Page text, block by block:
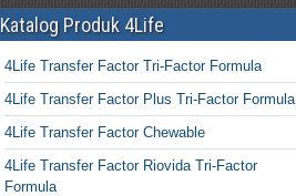
Katalog Produk 4Life
4Life Transfer Factor Tri-Factor Formula
4Life Transfer Factor Plus Tri-Factor Formula
4Life Transfer Factor Chewable
4Life Transfer Factor Riovida Tri-Factor
Formula